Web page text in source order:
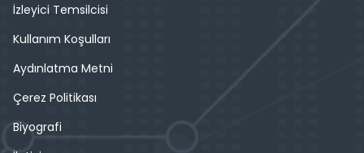
İzleyici Temsilcisi
Kullanım Koşulları
Aydınlatma Metni
Çerez Politikası
Biyografi